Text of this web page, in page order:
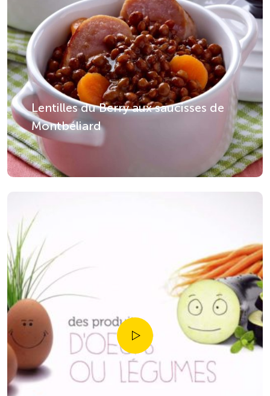
Lentilles du Berry aux saucisses de
Montbéliard